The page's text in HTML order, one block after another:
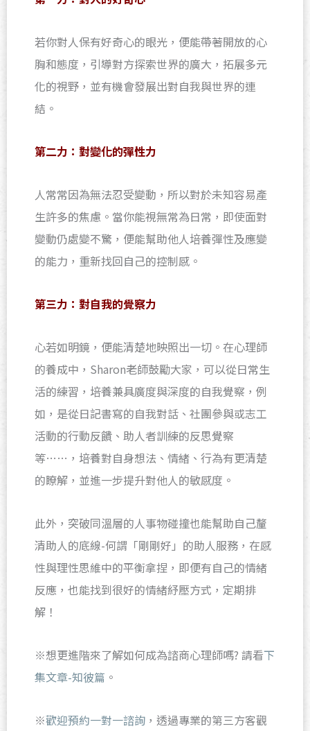
若你對人保有好奇心的眼光，便能帶著開放的心
胸和態度，引導對方探索世界的廣大，拓展多元
化的視野，並有機會發展出對自我與世界的連
結。
第二力：對變化的彈性力
人常常因為無法忍受變動，所以對於未知容易產
生許多的焦慮。當你能視無常為日常，即使面對
變動仍處變不驚，便能幫助他人培養彈性及應變
的能力，重新找回自己的控制感。
第三力：對自我的覺察力
心若如明鏡，便能清楚地映照出一切。在心理師
的養成中，Sharon老師鼓勵大家，可以從日常生
活的練習，培養兼具廣度與深度的自我覺察，例
如，是從日記書寫的自我對話、社團參與或志工
活動的行動反饋、助人者訓練的反思覺察
等……，培養對自身想法、情緒、行為有更清楚
的瞭解，並進一步提升對他人的敏感度。
此外，突破同溫層的人事物碰撞也能幫助自己釐
清助人的底線-何謂「剛剛好」的助人服務，在感
性與理性思維中的平衡拿捏，即便有自己的情緒
反應，也能找到很好的情緒紓壓方式，定期排
解！
※想更進階來了解如何成為諮商心理師嗎? 請看下
集文章-知彼篇 。
※歡迎預約一對一諮詢 ，透過專業的第三方客觀